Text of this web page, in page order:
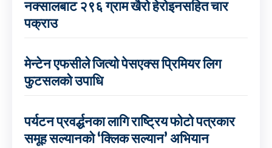
नक्सालबाट २९६ ग्राम खैरो हेरोइनसहित चार
पक्राउ
मेन्टेन एफसीले जित्यो पेसएक्स प्रिमियर लिग
फुटसलको उपाधि
पर्यटन प्रवर्द्धनका लागि राष्ट्रिय फोटो पत्रकार
समूह सल्यानको ‘क्लिक सल्यान’ अभियान